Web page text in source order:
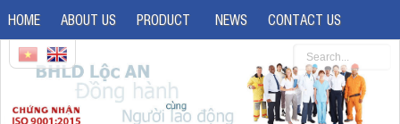
HOME ABOUT US PRODUCT NEWS CONTACT US